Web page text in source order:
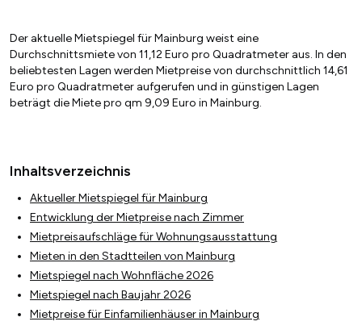
Der aktuelle Mietspiegel für Mainburg weist eine
Durchschnittsmiete von 11,12 Euro pro Quadratmeter aus. In den
beliebtesten Lagen werden Mietpreise von durchschnittlich 14,61
Euro pro Quadratmeter aufgerufen und in günstigen Lagen
beträgt die Miete pro qm 9,09 Euro in Mainburg.
Inhaltsverzeichnis
Aktueller Mietspiegel für Mainburg
Entwicklung der Mietpreise nach Zimmer
Mietpreisaufschläge für Wohnungsausstattung
Mieten in den Stadtteilen von Mainburg
Mietspiegel nach Wohnfläche 2026
Mietspiegel nach Baujahr 2026
Mietpreise für Einfamilienhäuser in Mainburg